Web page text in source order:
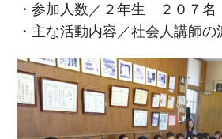
・参加人数／２年生 ２０７名
・主な活動内容／社会人講師の